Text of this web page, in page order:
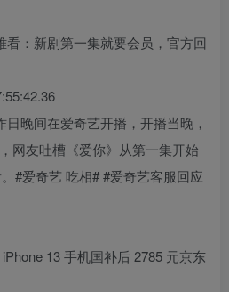
：新剧第一集就要会员，官方回
晚间在爱奇艺开播，开播当晚，
网友吐槽《爱你》从第一集开始
#爱奇艺 吃相# #爱奇艺客服回应
13 手机国补后 2785 元京东